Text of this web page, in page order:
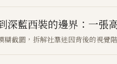
深藍西裝的邊界：一張
糊截圖，拆解社羣迷因背後的視覺